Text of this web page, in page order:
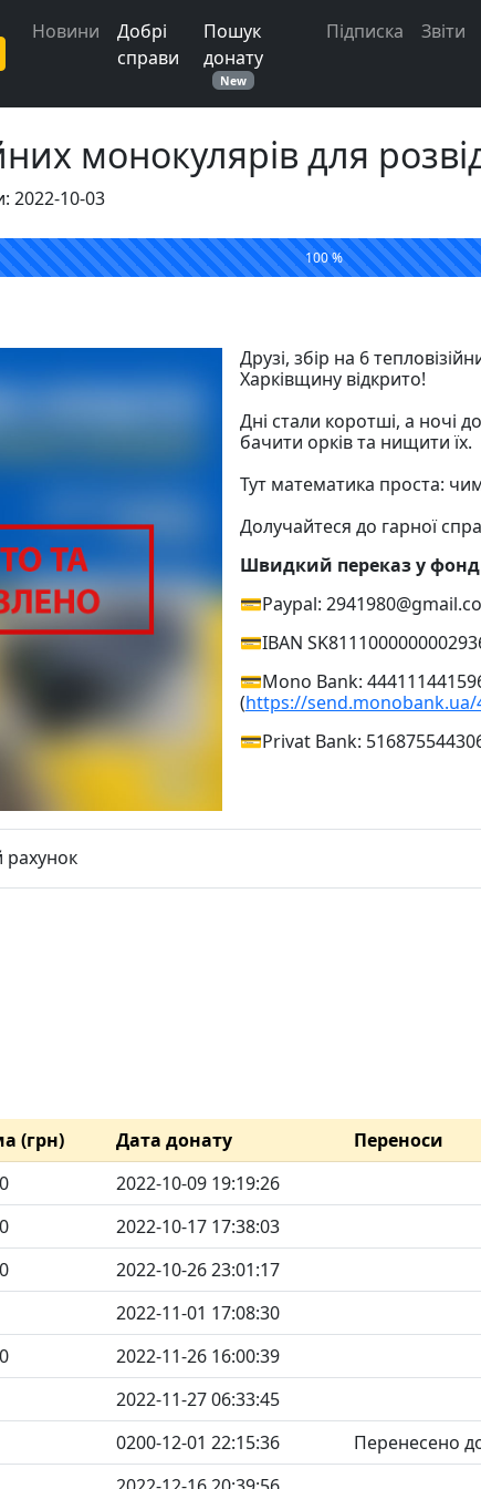
Новини
Добрі
справи
Пошук
донату
New
Підписка Звіти
монокулярів для
2022-10-03
100 %
Друзі, збір на 6
Харківщину відкрито!
Дні стали коротші, а ночі
бачити орків та нищити їх.
Тут математика проста:
Долучайтеся до гарної
Швидкий переказ у
💳Paypal:
💳IBAN
💳Mono Bank:
(https://send.monobank.ua/
💳Privat Bank:
рахунок
(грн) Дата донату
Переноси
2022-10-09 19:19:26
2022-10-17 17:38:03
2022-10-26 23:01:17
2022-11-01 17:08:30
2022-11-26 16:00:39
2022-11-27 06:33:45
0200-12-01 22:15:36 Перенесено